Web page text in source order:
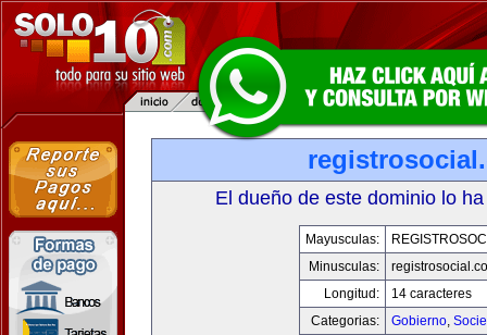
El dueño de este dominio lo
Mayusculas:
Minusculas:
Longitud:
14 caracteres
Categorias:
Gobierno,